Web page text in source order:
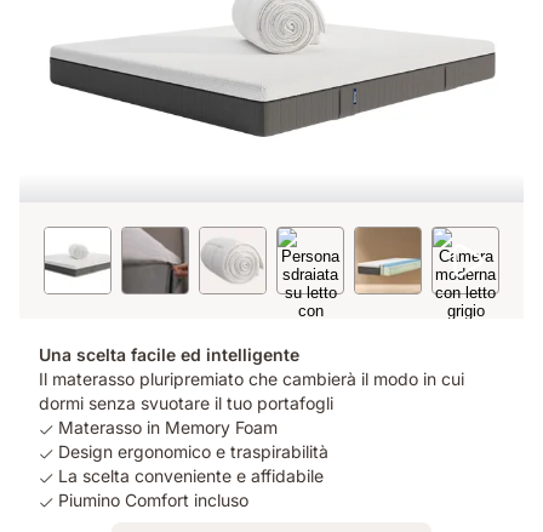
Una scelta facile ed intelligente
Il materasso pluripremiato che cambierà il modo in cui
dormi senza svuotare il tuo portafogli
Materasso in Memory Foam
Design ergonomico e traspirabilità
La scelta conveniente e affidabile
Piumino Comfort incluso